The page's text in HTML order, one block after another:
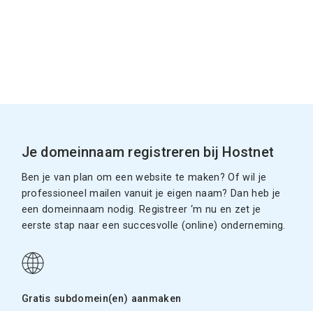
Je domeinnaam registreren bij Hostnet
Ben je van plan om een website te maken? Of wil je
professioneel mailen vanuit je eigen naam? Dan heb je
een domeinnaam nodig. Registreer ‘m nu en zet je
eerste stap naar een succesvolle (online) onderneming.
Gratis subdomein(en) aanmaken